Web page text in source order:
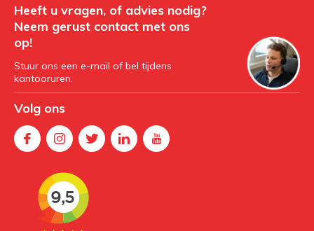
Heeft u vragen, of advies nodig?
Neem gerust contact met ons
op!
Stuur ons een e-mail of bel tijdens
kantooruren.
Volg ons